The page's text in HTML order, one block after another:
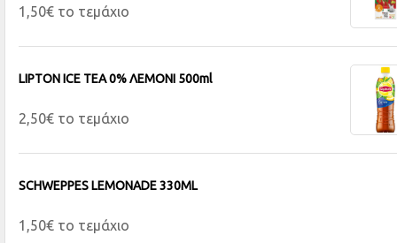
1,50€ το τεμάχιο
LIPTON ICE TEA 0% ΛΕΜΟΝΙ 500ml
2,50€ το τεμάχιο
SCHWEPPES LEMONADE 330ML
1,50€ το τεμάχιο